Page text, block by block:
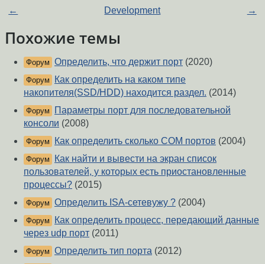
← Development →
Похожие темы
Форум Определить, что держит порт (2020)
Форум
Как определить на каком типе
накопителя(SSD/HDD) находится раздел. (2014)
Форум
Параметры порт для последовательной
консоли (2008)
Форум Как определить сколько COM портов (2004)
Форум
Как найти и вывести на экран список
пользователей, у которых есть приостановленные
процессы? (2015)
Форум Определить ISA-сетевужу ? (2004)
Форум
Как определить процесс, передающий данные
через udp порт (2011)
Форум Определить тип порта (2012)